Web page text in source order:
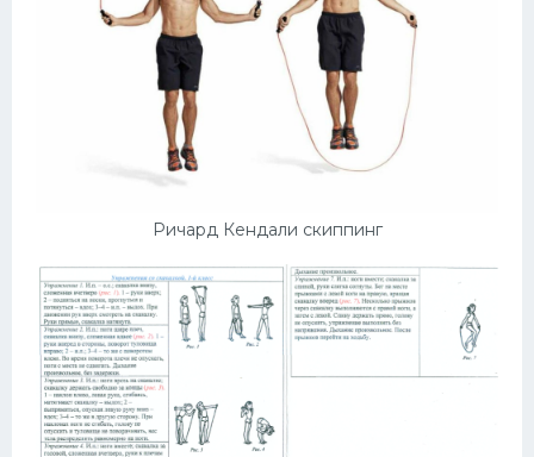
Ричард Кендали скиппинг